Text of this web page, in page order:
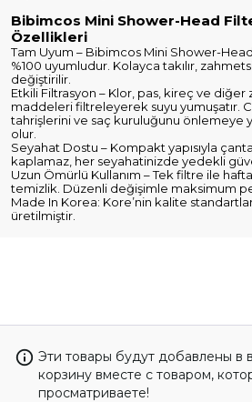
Bibimcos Mini Shower-Head
Özellikleri
Tam Uyum – Bibimcos Mini Shower-Head
%100 uyumludur. Kolayca takılır,
değiştirilir.
Etkili Filtrasyon – Klor, pas, kireç ve diğer
maddeleri filtreleyerek suyu yumuşatır.
tahrişlerini ve saç kuruluğunu önlemeye
olur.
Seyahat Dostu – Kompakt yapısıyla
kaplamaz, her seyahatinizde yedekli
Uzun Ömürlü Kullanım – Tek filtre ile
temizlik. Düzenli değişimle maksimum
Made In Korea: Kore’nin kalite
üretilmiştir.
Эти товары будут добавлены в
корзину вместе с товаром,
просматриваете!